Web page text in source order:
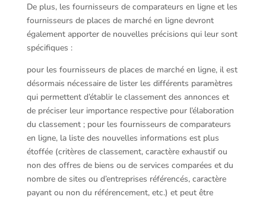
De plus, les fournisseurs de comparateurs en ligne et les
fournisseurs de places de marché en ligne devront
également apporter de nouvelles précisions qui leur sont
spécifiques :
pour les fournisseurs de places de marché en ligne, il est
désormais nécessaire de lister les différents paramètres
qui permettent d’établir le classement des annonces et
de préciser leur importance respective pour l’élaboration
du classement ; pour les fournisseurs de comparateurs
en ligne, la liste des nouvelles informations est plus
étoffée (critères de classement, caractère exhaustif ou
non des offres de biens ou de services comparées et du
nombre de sites ou d’entreprises référencés, caractère
payant ou non du référencement, etc.) et peut être